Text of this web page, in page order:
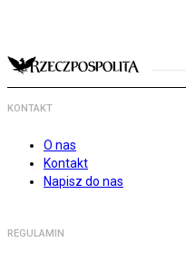
KONTAKT
O nas
Kontakt
Napisz do nas
REGULAMIN